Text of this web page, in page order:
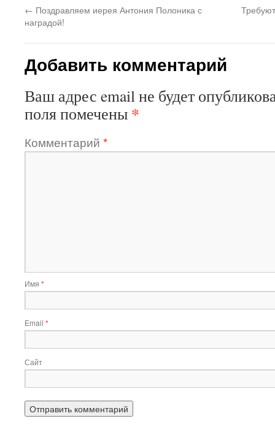
← Поздравляем иерея Антония Полоника с
наградой!
Добавить комментарий
Ваш адрес email не будет
поля помечены *
Комментарий *
Имя *
Email *
Сайт